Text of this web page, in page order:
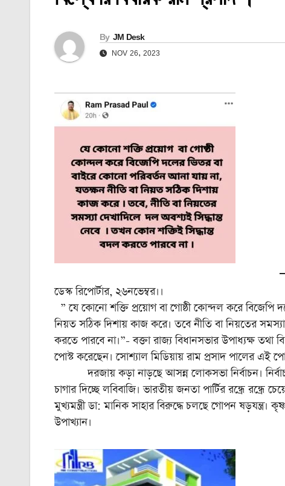
By JM Desk
NOV 26, 2023
ডেস্ক রিপোর্টার, ২৬নভেম্বর।।
” যে কোনো শক্তি প্রয়োগ বা গোষ্ঠী কোন্দল করে বিজেপি
নিয়ত সঠিক দিশায় কাজ করে। তবে নীতি বা নিয়তের
করতে পারবে না।”- বক্তা রাজ্য বিধানসভার উপাধ্যক্ষ তথা
পোস্ট করেছেন। সোশ্যাল মিডিয়ায় রাম প্রসাদ পালের এই
দরজায় কড়া নাড়ছে আসন্ন লোকসভা নির্বাচন।
চাগার দিচ্ছে লবিবাজি। ভারতীয় জনতা পার্টির রন্ধ্রে
মুখ্যমন্ত্রী ডা: মানিক সাহার বিরুদ্ধে চলছে গোপন
উপাখ্যান।